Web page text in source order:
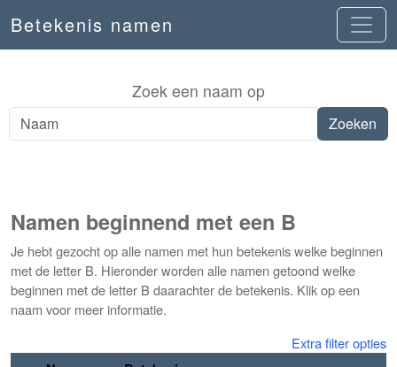
Betekenis namen
Zoek een naam op
Namen beginnend met een B
Je hebt gezocht op alle namen met hun betekenis welke beginnen
met de letter B. Hieronder worden alle namen getoond welke
beginnen met de letter B daarachter de betekenis. Klik op een
naam voor meer informatie.
Extra filter opties